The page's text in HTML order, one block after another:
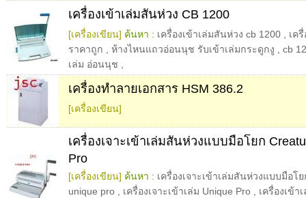
เครื่องเข้าเล่มสันห่วง CB 1200
[เครื่องเขียน] ค้นหา : เครื่องเข้าเล่มสันห่วง cb 1200
เค
ราคาถูก
ห้างไหนแถวอ่อนนุช รับเข้าเล่มกระดูกงู
cb
เล่ม อ่อนนุช
เครื่องทำลายเอกสาร HSM 386.2
[เครื่องเขียน]
เครื่องเจาะเข้าเล่มสันห่วงแบบมือโยก
Pro
[เครื่องเขียน] ค้นหา : เครื่องเจาะเข้าเล่มสันห่วงแบบมือโ
unique pro
เครื่องเจาะเข้าเล่ม Unique Pro
เครื่องเข้า